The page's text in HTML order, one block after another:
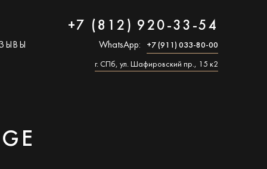
+7 (812) 920-33-54
WhatsApp: +7 (911) 033-80-00
г. СПб, ул. Шафировский пр., 15 к2